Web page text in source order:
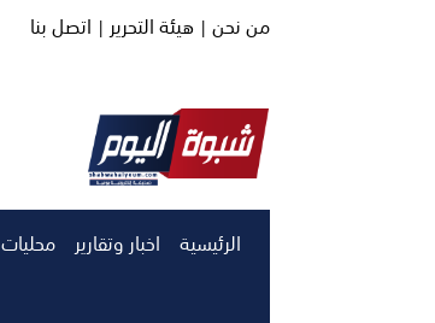
من نحن | هيئة التحرير | اتصل بنا
الرئيسية اخبار وتقارير محليات